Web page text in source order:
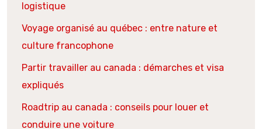
logistique
Voyage organisé au québec : entre nature et
culture francophone
Partir travailler au canada : démarches et visa
expliqués
Roadtrip au canada : conseils pour louer et
conduire une voiture